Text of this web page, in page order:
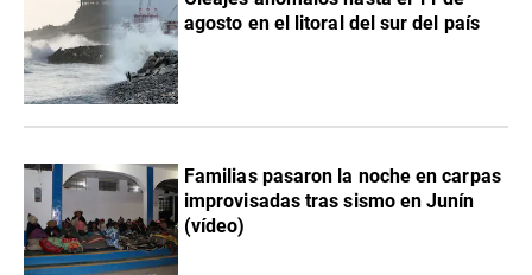
agosto en el litoral del sur del país
Familias pasaron la noche en carpas
improvisadas tras sismo en Junín
(vídeo)